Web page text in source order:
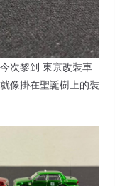
次黎到 東京改裝車
像掛在聖誕樹上的裝